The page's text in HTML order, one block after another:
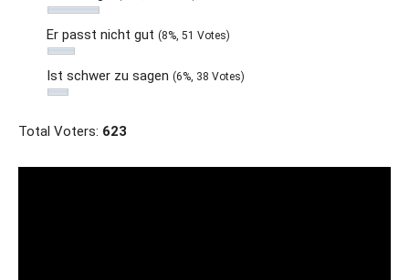
Er passt nicht gut (8%, 51 Votes)
Ist schwer zu sagen (6%, 38 Votes)
Total Voters: 623